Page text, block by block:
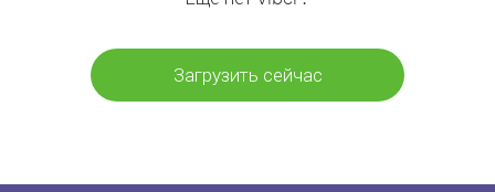
Загрузить сейчас